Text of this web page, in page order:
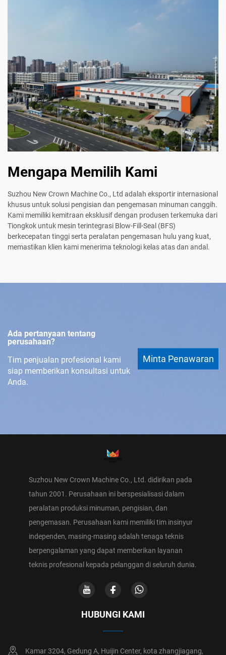
Mengapa Memilih Kami
Suzhou New Crown Machine Co., Ltd adalah eksportir internasional
khusus untuk solusi pengisian dan pengemasan minuman canggih.
Kami memiliki kemitraan eksklusif dengan produsen terkemuka dari
Tiongkok untuk mesin terintegrasi Blow-Fill-Seal (BFS)
berkecepatan tinggi serta peralatan pengemasan hulu yang kuat,
memastikan klien kami menerima teknologi kelas atas dan andal.
Ada pertanyaan tentang
perusahaan?
Tim penjualan profesional kami
siap memberikan konsultasi untuk
Anda.
Minta Penawaran
Suzhou New Crown Machine Co., Ltd. didirikan pada
tahun 2001. Perusahaan ini berspesialisasi dalam
peralatan produksi minuman, pengisian, dan
pengemasan. Perusahaan kami memiliki tim insinyur
independen, masing-masing adalah tenaga teknis
berpengalaman yang dapat memberikan layanan
teknis profesional kepada pelanggan di seluruh dunia.
HUBUNGI KAMI
Kamar 3204, Gedung A, Huijin Center, kota zhangjiagang,